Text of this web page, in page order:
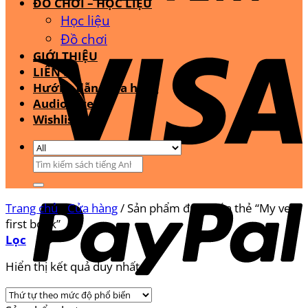
Học liệu
Đồ chơi
GIỚI THIỆU
LIÊN HỆ
Hướng dẫn mua hàng
Audio Stream
Wishlist
Tìm
Trang chủ/Cửa hàng/Sản phẩm được gắn thẻ “My very
first book”
Lọc
Hiển thị kết quả duy nhất